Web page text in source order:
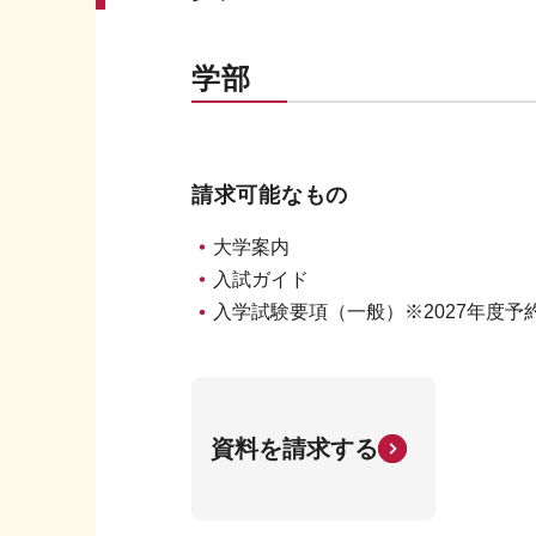
学部
請求可能なもの
大学案内
入試ガイド
入学試験要項（一般）※2027年度予
資料を請求する